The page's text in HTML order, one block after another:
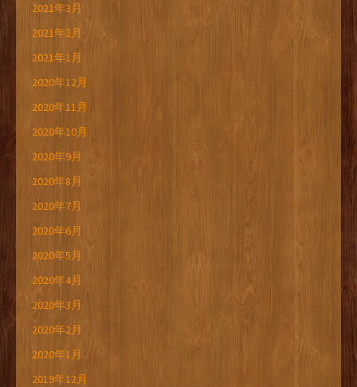
2021年3月
2021年2月
2021年1月
2020年12月
2020年11月
2020年10月
2020年9月
2020年8月
2020年7月
2020年6月
2020年5月
2020年4月
2020年3月
2020年2月
2020年1月
2019年12月